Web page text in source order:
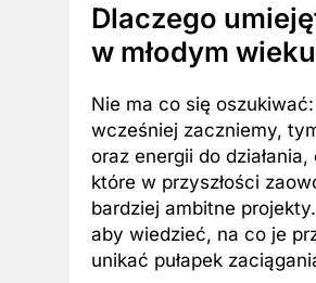
Dlaczego
w młodym
Nie ma co się oszukiwać:
wcześniej zaczniemy,
oraz energii do
które w przyszłości
bardziej ambitne
aby wiedzieć, na co je
unikać pułapek